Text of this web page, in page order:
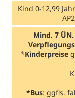
Kind 0-12,99
AP2
Mind. 7 ÜN.
*Kinderpreise
*Bus: ggfls.